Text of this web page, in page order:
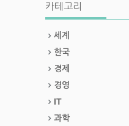
카테고리
세계
한국
경제
경영
IT
과학